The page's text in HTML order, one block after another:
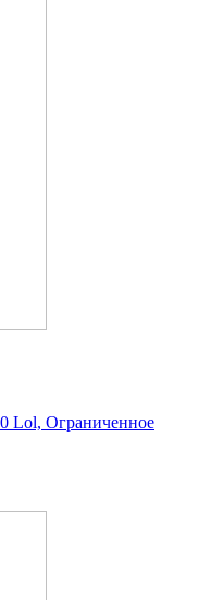
Lol, Ограниченное